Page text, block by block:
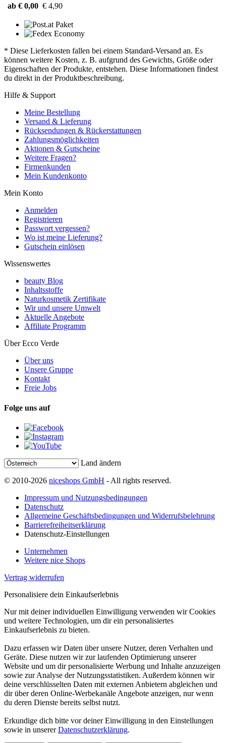
ab € 0,00 € 4,90
* Diese Lieferkosten fallen bei einem Standard-Versand an. Es
können weitere Kosten, z. B. aufgrund des Gewichts, Größe oder
Eigenschaften der Produkte, entstehen. Diese Informationen findest
du direkt in der Produktbeschreibung.
Hilfe & Support
Meine Bestellung
Versand & Lieferung
Rücksendungen & Rückerstattungen
Zahlungsmöglichkeiten
Aktionen & Gutscheine
Weitere Fragen?
Firmenkunden
Mein Kundenkonto
Mein Konto
Anmelden
Registrieren
Passwort vergessen?
Wo ist meine Lieferung?
Gutschein einlösen
Wissenswertes
beauty Blog
Inhaltsstoffe
Naturkosmetik Zertifikate
Wir und unsere Umwelt
Aktuelle Angebote
Affiliate Programm
Über Ecco Verde
Über uns
Unsere Gruppe
Kontakt
Freie Jobs
Folge uns auf
Land ändern
© 2010-2026 niceshops GmbH - All rights reserved.
Impressum und Nutzungsbedingungen
Datenschutz
Allgemeine Geschäftsbedingungen und Widerrufsbelehrung
Barrierefreiheitserklärung
Datenschutz-Einstellungen
Unternehmen
Weitere nice Shops
Vertrag widerrufen
Personalisiere dein Einkaufserlebnis
Nur mit deiner individuellen Einwilligung verwenden wir Cookies
und weitere Technologien, um dir ein personalisiertes
Einkaufserlebnis zu bieten.
Dazu erfassen wir Daten über unsere Nutzer, deren Verhalten und
Geräte. Diese nutzen wir zur laufenden Optimierung unserer
Website und um dir personalisierte Werbung und Inhalte anzuzeigen
sowie zur Analyse der Nutzungsstatistiken. Außerdem können wir
deine verschlüsselten Daten mit externen Anbietern abgleichen und
dir über deren Online-Werbekanäle Angebote anzeigen, nur wenn
du deren Dienste bereits selbst nutzt.
Erkundige dich bitte vor deiner Einwilligung in den Einstellungen
sowie in unsererDatenschutzerklärung.